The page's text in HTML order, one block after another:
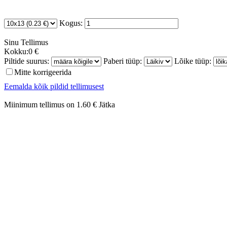
Kogus:
Sinu Tellimus
Kokku:0 €
Piltide suurus:
Paberi tüüp:
Lõike tüüp:
Mitte korrigeerida
Eemalda kõik pildid tellimusest
Miinimum tellimus on 1.60 € Jätka